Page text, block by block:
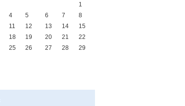
1
4 5 6 7
8
11 12 13 14
15
18 19 20 21
22
25 26 27 28
29